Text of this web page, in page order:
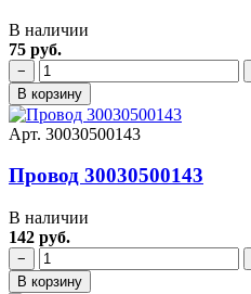
В наличии
75 руб.
−
В корзину
Арт. 30030500143
Провод 30030500143
В наличии
142 руб.
−
В корзину